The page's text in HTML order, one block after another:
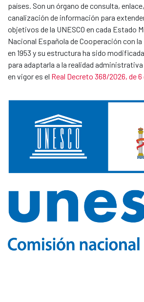
países. Son un órgano de consulta,
canalización de información para
objetivos de la UNESCO en cada Estado
Nacional Española de Cooperación con la
en 1953 y su estructura ha sido
para adaptarla a la realidad
en vigor es el Real Decreto 368/2026, de 6